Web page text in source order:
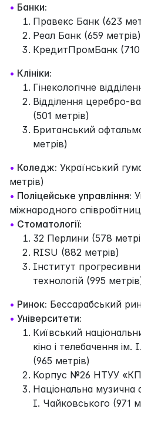
• Банки:
Правекс Банк (623
Реал Банк (659 метрів)
КредитПромБанк (710
• Клініки:
Гінекологічне
Відділення церебро-
(501 метрів)
Британський
метрів)
• Коледж: Український
метрів)
• Поліцейське управління:
міжнародного
• Стоматології:
32 Перлини (578
RISU (882 метрів)
Інститут
технологій (995
• Ринок: Бессарабський
• Університети:
Київський
кіно і телебачення
(965 метрів)
Корпус №26 НТУУ
Національна музична
І. Чайковського (971